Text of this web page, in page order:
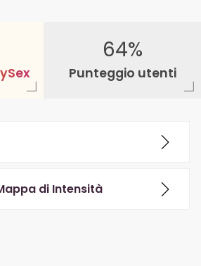
ySex
64%
Punteggio utenti
di Intensità